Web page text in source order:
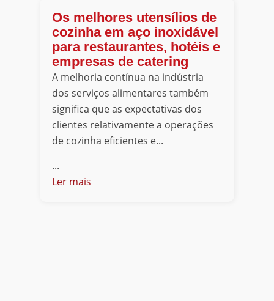
Os melhores utensílios de
cozinha em aço inoxidável
para restaurantes, hotéis e
empresas de catering
A melhoria contínua na indústria
dos serviços alimentares também
significa que as expectativas dos
clientes relativamente a operações
de cozinha eficientes e...
...
Ler mais